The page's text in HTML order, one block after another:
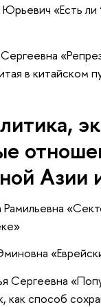
«Есть
в китайском
Азии
Сергеевна
как способ